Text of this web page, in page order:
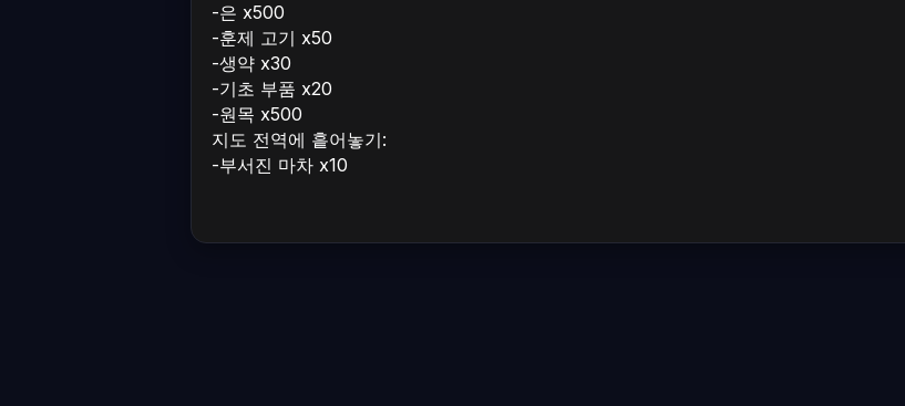
-은 x500
-훈제 고기 x50
-생약 x30
-기초 부품 x20
-원목 x500
지도 전역에 흩어놓기:
-부서진 마차 x10